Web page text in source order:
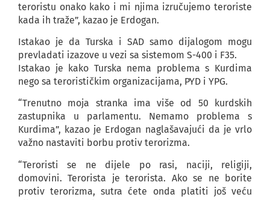
teroristu onako kako i mi njima izručujemo teroriste
kada ih traže”, kazao je Erdogan.
Istakao je da Turska i SAD samo dijalogom mogu
prevladati izazove u vezi sa sistemom S-400 i F35.
Istakao je kako Turska nema problema s Kurdima
nego sa terorističkim organizacijama, PYD i YPG.
“Trenutno moja stranka ima više od 50 kurdskih
zastupnika u parlamentu. Nemamo problema s
Kurdima”, kazao je Erdogan naglašavajući da je vrlo
važno nastaviti borbu protiv terorizma.
“Teroristi se ne dijele po rasi, naciji, religiji,
domovini. Terorista je terorista. Ako se ne borite
protiv terorizma, sutra ćete onda platiti još veću